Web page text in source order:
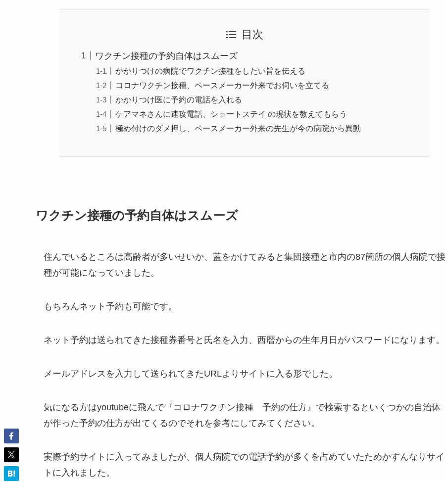
目次
ワクチン接種の予約自体はスムーズ
かかりつけの病院でワクチン接種をしたい旨を伝える
コロナワクチン接種、ペースメーカー外来でお伺いを立てる
かかりつけ医に予約の電話を入れる
ケアマネさんに速攻電話、ショートステイ の現状を教えてもらう
極め付けのダメ押し、ペースメーカー外来の先生が今の病院から異動
ワクチン接種の予約自体はスムーズ
住んでいるところは高齢者が多いせいか、蓋をかけてみると集団接種と市内の87箇所の個人病院で接
種が可能になっていました。
もちろんネット予約も可能です。
ネット予約は送られてきた接種券番号と氏名を入力、西暦からの生年月日がパスワードになります。
メールアドレスを入力して送られてきたURLよりサイトに入る形でした。
気になる方はyoutubeに飛んで『コロナワクチン接種 予約の仕方』で検索するといくつかの自治体
が作った予約の仕方が出てくるのでそれを参考にしてみてください。
実際予約サイトに入ってみましたが、個人病院での電話予約が多くを占めていたためかすんなりサイ
トに入れました。